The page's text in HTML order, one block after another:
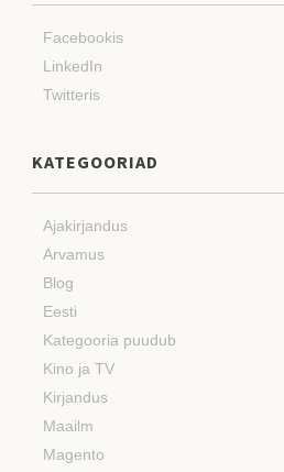
Facebookis
LinkedIn
Twitteris
KATEGOORIAD
Ajakirjandus
Arvamus
Blog
Eesti
Kategooria puudub
Kino ja TV
Kirjandus
Maailm
Magento